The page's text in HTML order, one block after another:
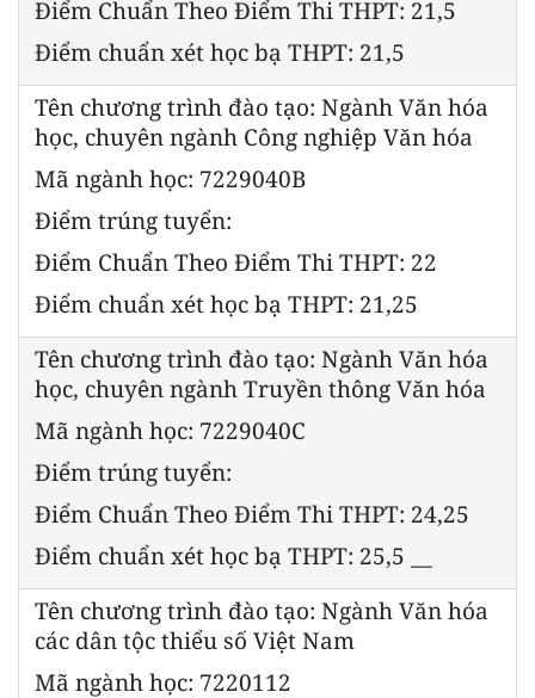
Điểm Chuẩn Theo Điểm Thi THPT: 21,5
Điểm chuẩn xét học bạ THPT: 21,5
Tên chương trình đào tạo: Ngành Văn hóa
học, chuyên ngành Công nghiệp Văn hóa
Mã ngành học: 7229040B
Điểm trúng tuyển:
Điểm Chuẩn Theo Điểm Thi THPT: 22
Điểm chuẩn xét học bạ THPT: 21,25
Tên chương trình đào tạo: Ngành Văn hóa
học, chuyên ngành Truyền thông Văn hóa
Mã ngành học: 7229040C
Điểm trúng tuyển:
Điểm Chuẩn Theo Điểm Thi THPT: 24,25
Điểm chuẩn xét học bạ THPT: 25,5 __
Tên chương trình đào tạo: Ngành Văn hóa
các dân tộc thiểu số Việt Nam
Mã ngành học: 7220112